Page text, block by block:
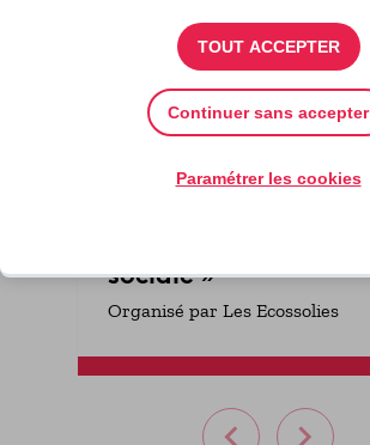
10
FEV.
17
NOV.
Nantes et Angers
sociale »
Organisé par Les Ecossolies
TOUT ACCEPTER
Continuer sans accepter
Paramétrer les cookies